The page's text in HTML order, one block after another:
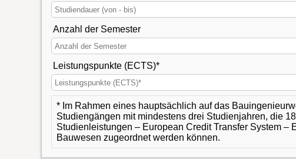
Anzahl der Semester
Leistungspunkte (ECTS)*
* Im Rahmen eines hauptsächlich auf das
Studiengängen mit mindestens drei Studienjahren, die
Studienleistungen – European Credit Transfer System
Bauwesen zugeordnet werden können.